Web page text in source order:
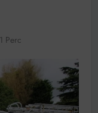
is
1 Perc